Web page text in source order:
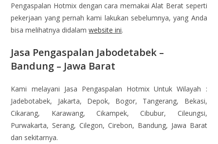
Pengaspalan Hotmix dengan cara memakai Alat Berat seperti
pekerjaan yang pernah kami lakukan sebelumnya, yang Anda
bisa melihatnya didalamwebsite ini.
Jasa Pengaspalan Jabodetabek –
Bandung – Jawa Barat
Kami melayani Jasa Pengaspalan Hotmix Untuk Wilayah :
Jadebotabek, Jakarta, Depok, Bogor, Tangerang, Bekasi,
Cikarang, Karawang, Cikampek, Cibubur, Cileungsi,
Purwakarta, Serang, Cilegon, Cirebon, Bandung, Jawa Barat
dan sekitarnya.